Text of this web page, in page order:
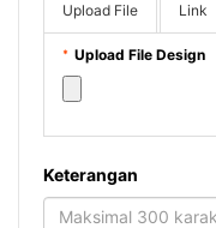
Upload File Link
* Upload File Design
Keterangan